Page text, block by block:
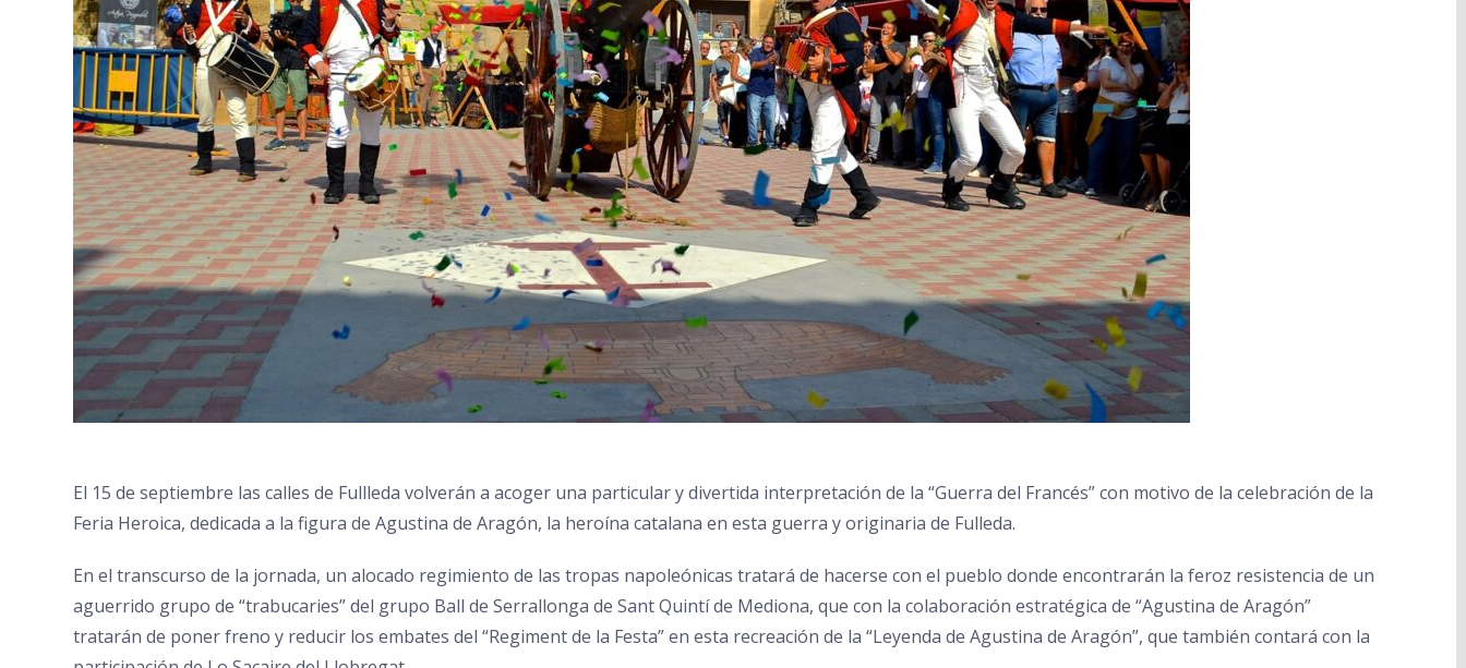
El 15 de septiembre las calles de Fullleda volverán a acoger una particular y divertida interpretación de la “Guerra del Francés” con motivo de la celebración de la
Feria Heroica, dedicada a la figura de Agustina de Aragón, la heroína catalana en esta guerra y originaria de Fulleda.
En el transcurso de la jornada, un alocado regimiento de las tropas napoleónicas tratará de hacerse con el pueblo donde encontrarán la feroz resistencia de un
aguerrido grupo de “trabucaries” del grupo Ball de Serrallonga de Sant Quintí de Mediona, que con la colaboración estratégica de “Agustina de Aragón”
tratarán de poner freno y reducir los embates del “Regiment de la Festa” en esta recreación de la “Leyenda de Agustina de Aragón”, que también contará con la